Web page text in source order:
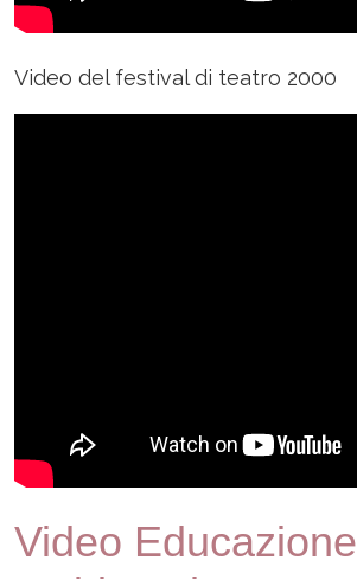
Video del festival di teatro 2000
Video Educazione